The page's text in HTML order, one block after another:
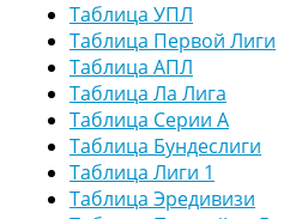
Таблица УПЛ
Таблица Первой Лиги
Таблица АПЛ
Таблица Ла Лига
Таблица Серии А
Таблица Бундеслиги
Таблица Лиги 1
Таблица Эредивизи